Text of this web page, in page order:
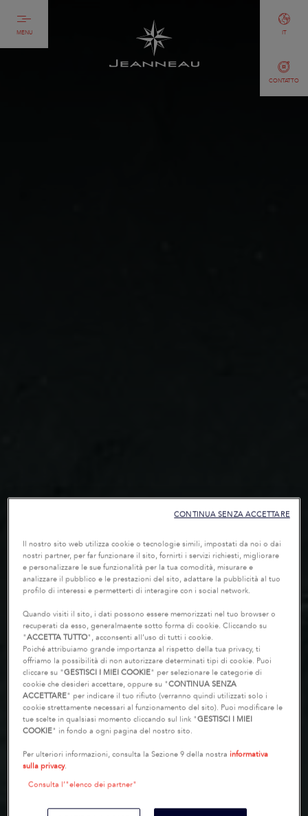
MENU
CONTATTO
IT
Il nostro sito web utilizza cookie o tecnologie simili, impostati da noi o dai
nostri partner, per far funzionare il sito, fornirti i servizi richiesti, migliorare
e personalizzare le sue funzionalità per la tua comodità, misurare e
analizzare il pubblico e le prestazioni del sito, adattare la pubblicità al tuo
profilo di interessi e permetterti di interagire con i social network.
Quando visiti il sito, i dati possono essere memorizzati nel tuo browser o
recuperati da esso, generalmaente sotto forma di cookie. Cliccando su
"ACCETTA TUTTO", acconsenti all’uso di tutti i cookie.
Poiché attribuiamo grande importanza al rispetto della tua privacy, ti
offriamo la possibilità di non autorizzare determinati tipi di cookie. Puoi
cliccare su "GESTISCI I MIEI COOKIE" per selezionare le categorie di
cookie che desideri accettare, oppure su "CONTINUA SENZA
ACCETTARE" per indicare il tuo rifiuto (verranno quindi utilizzati solo i
cookie strettamente necessari al funzionamento del sito). Puoi modificare le
tue scelte in qualsiasi momento cliccando sul link "GESTISCI I MIEI
COOKIE" in fondo a ogni pagina del nostro sito.
Per ulteriori informazioni, consulta la Sezione 9 della nostra informativa
sulla privacy.
Consulta l’"elenco dei partner"
CONTINUA SENZA ACCETTARE